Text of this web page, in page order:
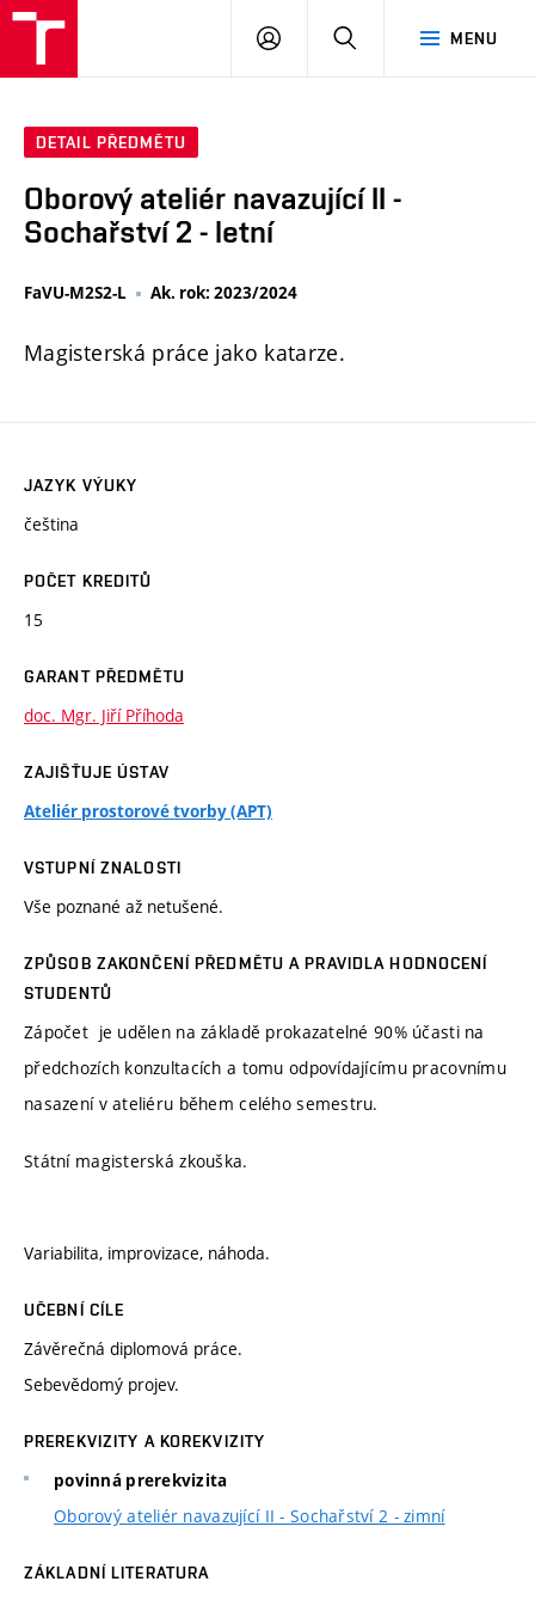
MENU
PŘIHLÁSIT
DETAIL PŘEDMĚTU
Oborový ateliér navazující II -
Sochařství 2 - letní
FaVU-M2S2-L Ak. rok: 2023/2024
Magisterská práce jako katarze.
JAZYK VÝUKY
čeština
POČET KREDITŮ
15
GARANT PŘEDMĚTU
doc. Mgr. Jiří Příhoda
ZAJIŠŤUJE ÚSTAV
Ateliér prostorové tvorby (APT)
VSTUPNÍ ZNALOSTI
Vše poznané až netušené.
ZPŮSOB ZAKONČENÍ PŘEDMĚTU A PRAVIDLA HODNOCENÍ
STUDENTŮ
Zápočet je udělen na základě prokazatelné 90% účasti na
předchozích konzultacích a tomu odpovídajícímu pracovnímu
nasazení v ateliéru během celého semestru.
Státní magisterská zkouška.
Variabilita, improvizace, náhoda.
UČEBNÍ CÍLE
Závěrečná diplomová práce.
Sebevědomý projev.
PREREKVIZITY A KOREKVIZITY
povinná prerekvizita
Oborový ateliér navazující II - Sochařství 2 - zimní
ZÁKLADNÍ LITERATURA